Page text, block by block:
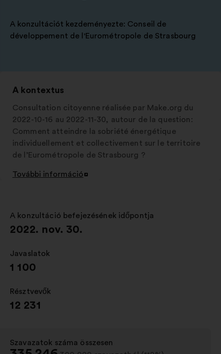
A konzultációt kezdeményezte: Conseil de
développement de l'Eurométropole de Strasbourg
A kontextus
Consultation citoyenne réalisée par Make.org du
2022-10-16 au 2022-11-30, autour de la question:
Comment atteindre la sobriété énergétique
individuellement et collectivement sur le territoire
de l’Eurométropole de Strasbourg ?
További információ
Új
A konzultáció befejezésének időpontja
:
2022. nov. 30.
Javaslatok
:
1 100
Résztvevők
:
12 231
Szavazatok száma összesen
: